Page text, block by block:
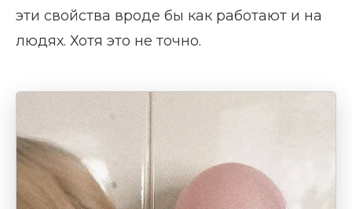
эти свойства вроде бы как работают и на
людях. Хотя это не точно.